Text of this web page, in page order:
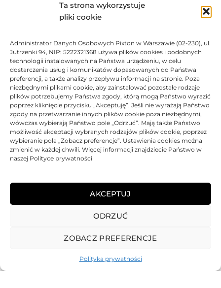
Ta strona wykorzystuje
pliki cookie
Administrator Danych Osobowych Pixton w Warszawie (02-230), ul.
Jutrzenki 94, NIP: 5222321368 używa plików cookies i podobnych
technologii instalowanych na Państwa urządzeniu, w celu
dostarczenia usług i komunikatów dopasowanych do Państwa
preferencji, a także analizy przepływu informacji na stronie. Poza
niezbędnymi plikami cookie, aby zainstalować pozostałe rodzaje
plików potrzebujemy Państwa zgody, którą mogą Państwo wyrazić
poprzez kliknięcie przycisku „Akceptuję”. Jeśli nie wyrażają Państwo
zgody na przetwarzanie innych plików cookie poza niezbędnymi,
wówczas wybierają Państwo pole „Odrzuć”. Mają także Państwo
możliwość akceptacji wybranych rodzajów plików cookie, poprzez
wybieranie pola „Zobacz preferencje”. Ustawienia cookies można
zmienić w każdej chwili. Więcej informacji znajdziecie Państwo w
naszej Polityce prywatności
AKCEPTUJ
ODRZUĆ
ZOBACZ PREFERENCJE
Polityka prywatności
Marka ekonomicznaproducenta Tiom.
przeznaczone.
Producent posiada certyfikaty ISO 14001 i ISO 9001.
Gwarancja 12 miesięcy.
DANE TECHNICZNE
KOMPATYBILNOŚĆ
PRODUKTY POWIĄZANE
KOSZTY DOSTAWY